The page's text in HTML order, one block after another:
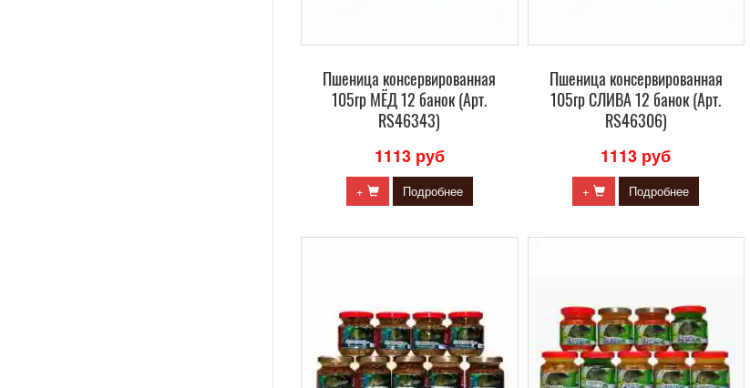
Пшеница консервированная
105гр МЁД 12 банок (Арт.
RS46343)
1113 руб
+ Подробнее
Пшеница консервированная
105гр СЛИВА 12 банок (Арт.
RS46306)
1113 руб
+ Подробнее